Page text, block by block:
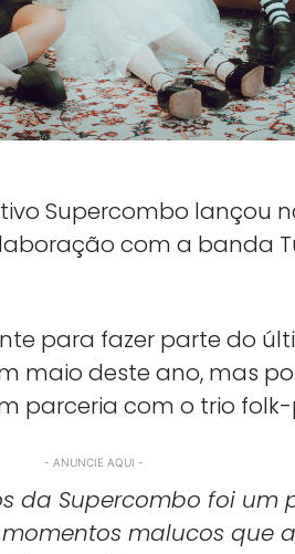
Supercombo lançou
com a banda
para fazer parte do
maio deste ano, mas
parceria com o trio
- ANUNCIE AQUI -
da Supercombo foi um
malucos que